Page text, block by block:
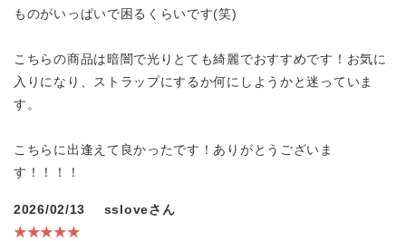
ものがいっぱいで困るくらいです(笑)
こちらの商品は暗闇で光りとても綺麗でおすすめです！お気に
入りになり、ストラップにするか何にしようかと迷っていま
す。
こちらに出逢えて良かったです！ありがとうございま
す！！！！
2026/02/13
ssloveさん
★★★★★